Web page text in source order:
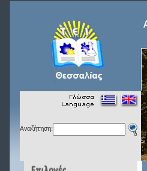
Αναζήτηση: